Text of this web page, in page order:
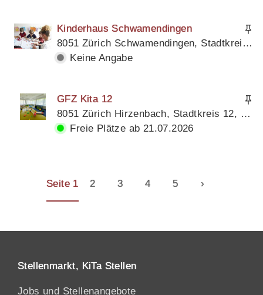
Kinderhaus Schwamendingen
8051 Zürich Schwamendingen, Stadtkreis 12, Kanton Zürich
Keine Angabe
GFZ Kita 12
8051 Zürich Hirzenbach, Stadtkreis 12, Kanton Zürich
Freie Plätze ab 21.07.2026
Seite 1 2 3 4 5 ›
Stellenmarkt, KiTa Stellen
Jobs und Stellenangebote